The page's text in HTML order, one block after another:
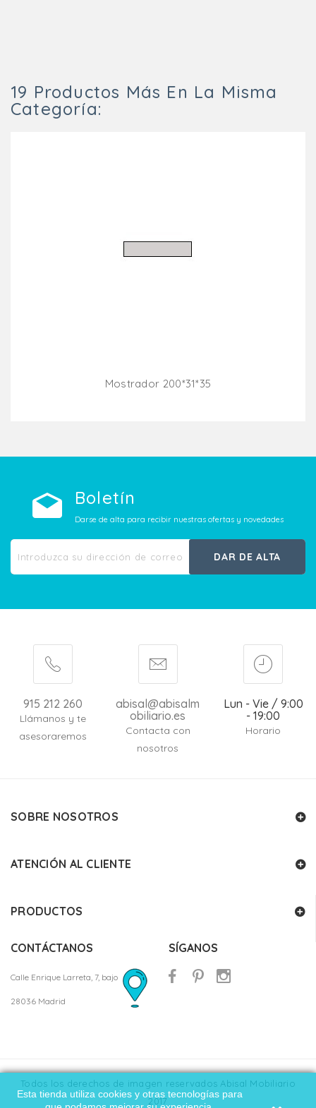
Esta tienda utiliza cookies y otras tecnologías para
19 Productos Más En La Misma
Categoría:
Mostrador 200*31*35
Boletín
Darse de alta para recibir nuestras ofertas y novedades
DAR DE ALTA
915 212 260
Llámanos y te
asesoraremos
abisal@abisalm
obiliario.es
Contacta con
nosotros
Lun - Vie / 9:00
- 19:00
Horario
SOBRE NOSOTROS
ATENCIÓN AL CLIENTE
PRODUCTOS
CONTÁCTANOS
Calle Enrique Larreta, 7, bajo
28036 Madrid
SÍGANOS
Todos los derechos de imagen reservados Abisal Mobiliario
2017